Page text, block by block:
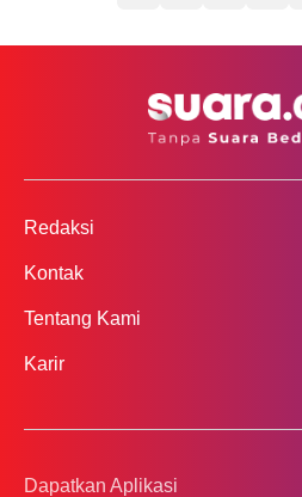
Redaksi
Kontak
Tentang Kami
Karir
Dapatkan Aplikasi